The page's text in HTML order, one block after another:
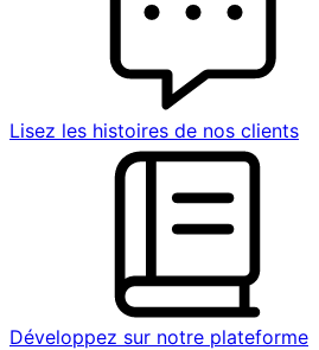
Lisez les histoires de nos clients
Développez sur notre plateforme